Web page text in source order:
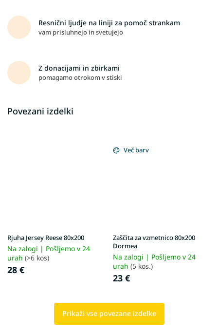
Resnični ljudje na liniji za pomoč strankam
vam prisluhnejo in svetujejo
Z donacijami in zbirkami
pomagamo otrokom v stiski
Povezani izdelki
Rjuha Jersey Reese 80x200
Na zalogi | Pošljemo v 24
urah (>6 kos)
28 €
Več barv
Zaščita za vzmetnico 80x200
Dormea
Na zalogi | Pošljemo v 24
urah (5 kos.)
23 €
Prikaži vse povezane izdelke